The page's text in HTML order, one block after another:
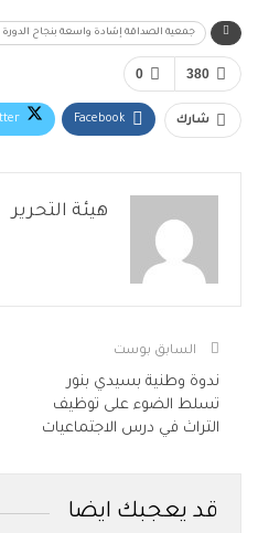
جمعية الصداقة إشادة واسعة بنجاح
0 380
شارك Facebook
هيئة التحرير
السابق بوست
ندوة وطنية بسيدي بنور
تسلط الضوء على توظيف
التراث في درس الاجتماعيات
قد يعجبك ايضا